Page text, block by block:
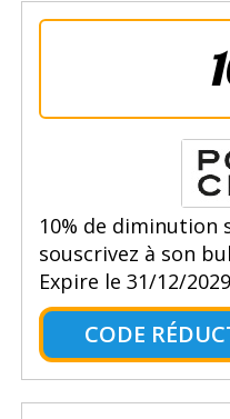
10% de diminution
souscrivez à son
Expire le 31/12/
CODE